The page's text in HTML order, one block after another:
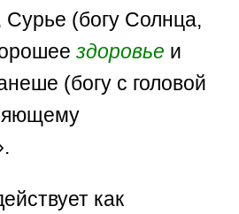
Сурье (богу Солнца,
здоровье и
(богу с головой
как